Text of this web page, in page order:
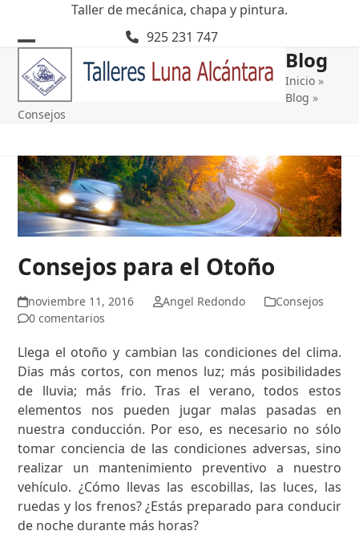
content
Taller de mecánica, chapa y pintura.
925 231 747
Open
mobile
menu
Close
mobile
menu
Blog
Inicio »
Blog »
Consejos
Consejos para el Otoño
noviembre 11, 2016 Angel Redondo
Consejos
0 comentarios
Llega el otoño y cambian las condiciones del clima.
Dias más cortos, con menos luz; más posibilidades
de lluvia; más frio. Tras el verano, todos estos
elementos nos pueden jugar malas pasadas en
nuestra conducción. Por eso, es necesario no sólo
tomar conciencia de las condiciones adversas, sino
realizar un mantenimiento preventivo a nuestro
vehículo. ¿Cómo llevas las escobillas, las luces, las
ruedas y los frenos? ¿Estás preparado para conducir
de noche durante más horas?